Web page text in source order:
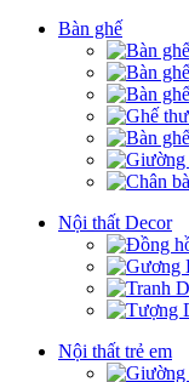
Bàn ghế
Nội thất Decor
Nội thất trẻ em